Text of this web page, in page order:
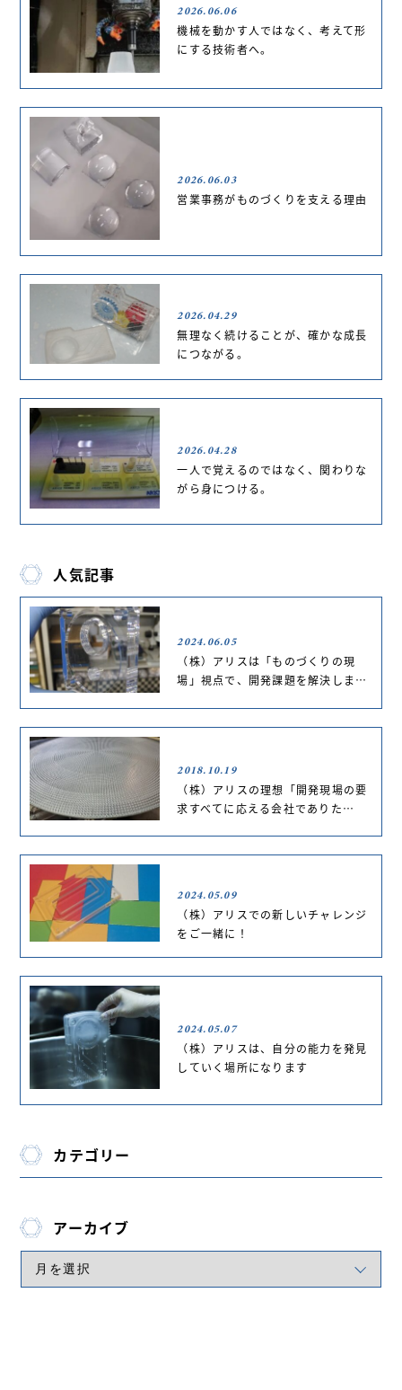
2026.06.06
機械を動かす人ではなく、考えて形
にする技術者へ。
2026.06.03
営業事務がものづくりを支える理由
2026.04.29
無理なく続けることが、確かな成長
につながる。
2026.04.28
一人で覚えるのではなく、関わりな
がら身につける。
人気記事
2024.06.05
（株）アリスは「ものづくりの現
場」視点で、開発課題を解決しま…
2018.10.19
（株）アリスの理想「開発現場の要
求すべてに応える会社でありた…
2024.05.09
（株）アリスでの新しいチャレンジ
をご一緒に！
2024.05.07
（株）アリスは、自分の能力を発見
していく場所になります
カテゴリー
アーカイブ